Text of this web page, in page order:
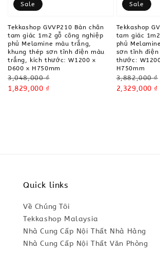
Sale
Tekkashop GVVP210 Bàn chân
tam giác 1m2 gỗ công nghiệp
phủ Melamine màu trắng,
khung thép sơn tĩnh điện màu
trắng, kích thước: W1200 x
D600 x H750mm
Regular
price
3,048,000 ₫
Sale
1,829,000 ₫
Sale
Tekkashop
tam giác
phủ
sơn tĩnh
thước:
H750mm
Regular
price
3,882,000 ₫
Sale
2,329,000 ₫
Quick links
Về Chúng Tôi
Tekkashop Malaysia
Nhà Cung Cấp Nội Thất Nhà Hàng
Nhà Cung Cấp Nội Thất Văn Phòng